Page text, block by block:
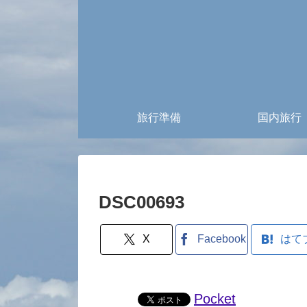
旅行準備 国内旅行
DSC00693
X Facebook はて
Pocket